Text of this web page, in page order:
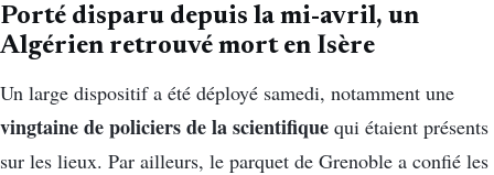
Porté disparu depuis la mi-avril, un
Algérien retrouvé mort en Isère
Un large dispositif a été déployé samedi, notamment une
vingtaine de policiers de la scientifique qui étaient présents
sur les lieux. Par ailleurs, le parquet de Grenoble a confié les